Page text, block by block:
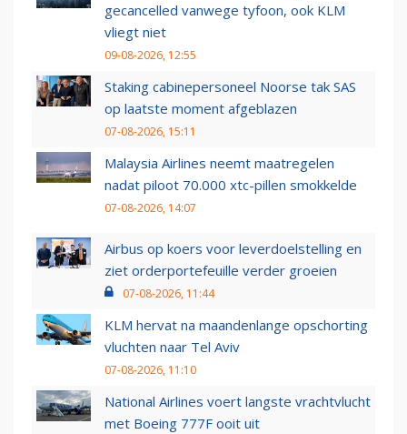
gecancelled vanwege tyfoon, ook KLM
vliegt niet
09-08-2026, 12:55
Staking cabinepersoneel Noorse tak SAS
op laatste moment afgeblazen
07-08-2026, 15:11
Malaysia Airlines neemt maatregelen
nadat piloot 70.000 xtc-pillen smokkelde
07-08-2026, 14:07
Airbus op koers voor leverdoelstelling en
ziet orderportefeuille verder groeien
07-08-2026, 11:44
KLM hervat na maandenlange opschorting
vluchten naar Tel Aviv
07-08-2026, 11:10
National Airlines voert langste vrachtvlucht
met Boeing 777F ooit uit